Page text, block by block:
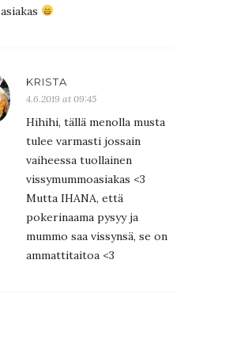
asiakas
KRISTA
4.6.2019 at 09:45
Hihihi, tällä menolla musta
tulee varmasti jossain
vaiheessa tuollainen
vissymummoasiakas <3
Mutta IHANA, että
pokerinaama pysyy ja
mummo saa vissynsä, se on
ammattitaitoa <3